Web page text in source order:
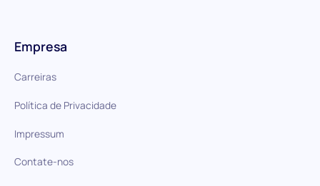
Empresa
Carreiras
Política de Privacidade
Impressum
Contate-nos